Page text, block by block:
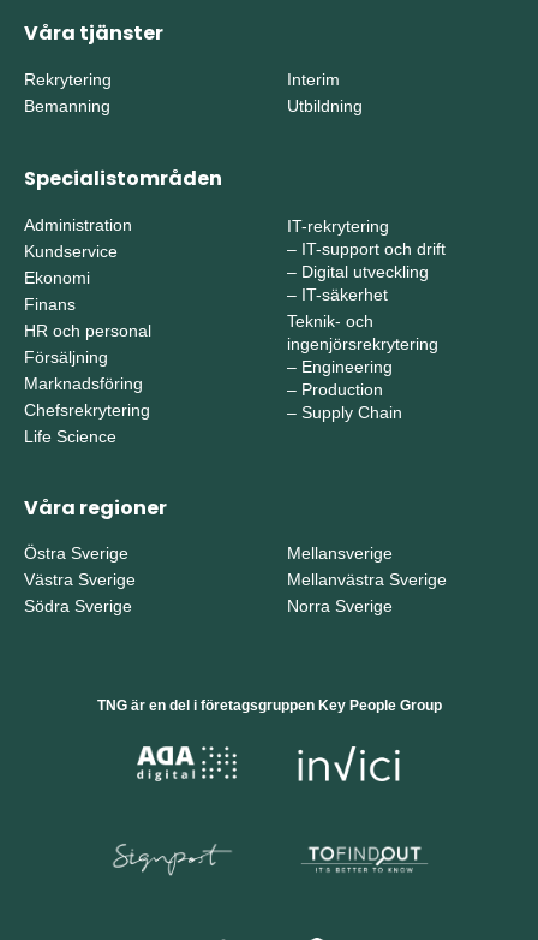
Våra tjänster
Rekrytering
Bemanning
Interim
Utbildning
Specialistområden
Administration
Kundservice
Ekonomi
Finans
HR och personal
Försäljning
Marknadsföring
Chefsrekrytering
Life Science
IT-rekrytering
– IT-support och drift
– Digital utveckling
– IT-säkerhet
Teknik- och
ingenjörsrekrytering
– Engineering
– Production
– Supply Chain
Våra regioner
Östra Sverige
Västra Sverige
Södra Sverige
Mellansverige
Mellanvästra Sverige
Norra Sverige
TNG är en del i företagsgruppen Key People Group